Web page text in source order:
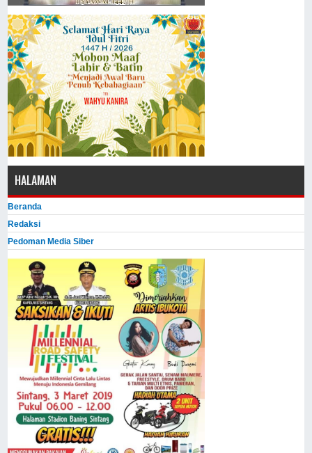
HALAMAN
Beranda
Redaksi
Pedoman Media Siber